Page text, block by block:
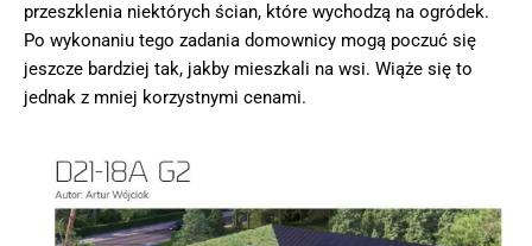
przeszklenia niektórych ścian, które wychodzą na ogródek.
Po wykonaniu tego zadania domownicy mogą poczuć się
jeszcze bardziej tak, jakby mieszkali na wsi. Wiąże się to
jednak z mniej korzystnymi cenami.